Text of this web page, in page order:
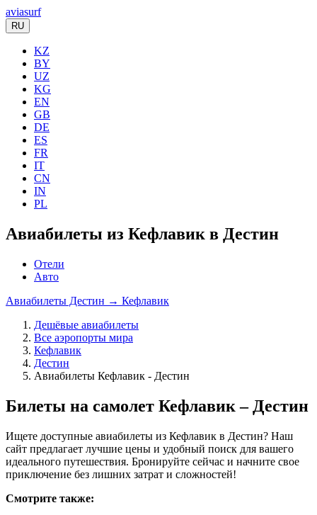
aviasurf
RU
KZ
BY
UZ
KG
EN
GB
DE
ES
FR
IT
CN
IN
PL
Авиабилеты из Кефлавик в Дестин
Отели
Авто
Авиабилеты Дестин → Кефлавик
Дешёвые авиабилеты
Все аэропорты мира
Кефлавик
Дестин
Авиабилеты Кефлавик - Дестин
Билеты на самолет Кефлавик – Дестин
Ищете доступные авиабилеты из Кефлавик в Дестин? Наш
сайт предлагает лучшие цены и удобный поиск для вашего
идеального путешествия. Бронируйте сейчас и начните свое
приключение без лишних затрат и сложностей!
Смотрите также: